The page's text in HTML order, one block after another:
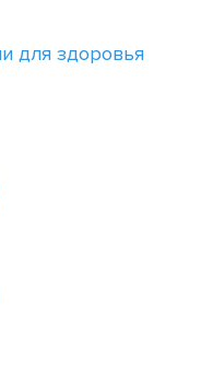
для здоровья